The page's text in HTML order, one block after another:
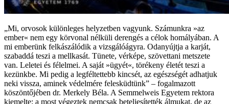
„Mi, orvosok különleges helyzetben vagyunk. Számunkra »az
ember« nem egy körvonal nélküli derengés a célok homályában. A
mi emberünk felkászálódik a vizsgálóágyra. Odanyújtja a karját,
szabaddá teszi a mellkasát. Tünete, vérképe, szövettani metszete
van. Leletei és félelmei. A saját »ügyét«, törékeny életét teszi a
kezünkbe. Mi pedig a legféltettebb kincsét, az egészségét adhatjuk
neki vissza, aminek védelmére felesküdtünk” – fogalmazott
köszöntőjében dr. Merkely Béla. A Semmelweis Egyetem rektora
kiemelte: a most végeztek nemcsak beteljesítették álmukat, de az